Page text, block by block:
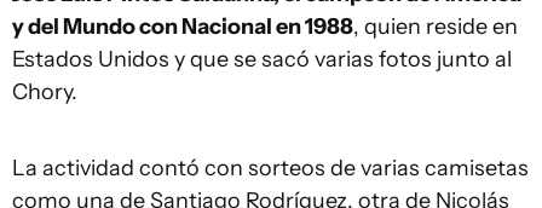
y del Mundo con Nacional en 1988, quien reside en
Estados Unidos y que se sacó varias fotos junto al
Chory.
La actividad contó con sorteos de varias camisetas
como una de Santiago Rodríguez, otra de Nicolás